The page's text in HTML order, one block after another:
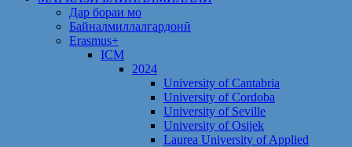
Дар бораи мо
Байналмиллалгардонӣ
Erasmus+
ICM
2024
University of Cantabria
University of Cordoba
University of Seville
University of Osijek
Laurea University of Applied